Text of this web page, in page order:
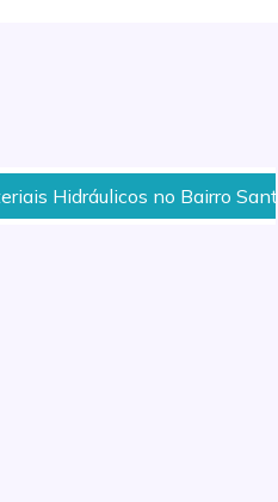
Hidráulicos no Bairro Santa